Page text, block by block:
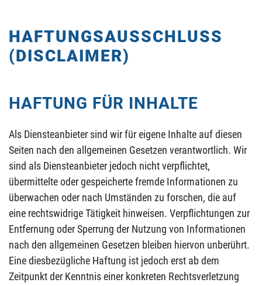
HAFTUNGSAUSSCHLUSS
(DISCLAIMER)
HAFTUNG FÜR INHALTE
Als Diensteanbieter sind wir für eigene Inhalte auf diesen
Seiten nach den allgemeinen Gesetzen verantwortlich. Wir
sind als Diensteanbieter jedoch nicht verpflichtet,
übermittelte oder gespeicherte fremde Informationen zu
überwachen oder nach Umständen zu forschen, die auf
eine rechtswidrige Tätigkeit hinweisen. Verpflichtungen zur
Entfernung oder Sperrung der Nutzung von Informationen
nach den allgemeinen Gesetzen bleiben hiervon unberührt.
Eine diesbezügliche Haftung ist jedoch erst ab dem
Zeitpunkt der Kenntnis einer konkreten Rechtsverletzung